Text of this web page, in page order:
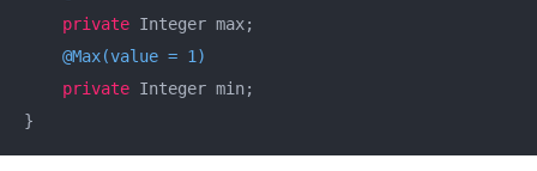
private Integer max;
@Max(value = 1)
private Integer min;